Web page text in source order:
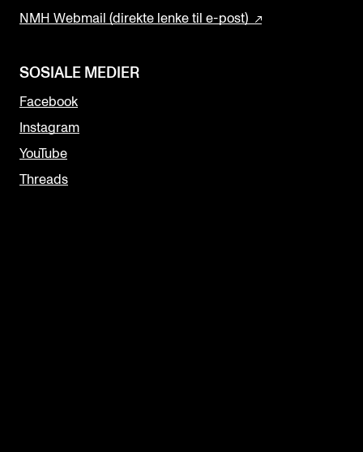
NMH Webmail (direkte lenke til e-post)
SOSIALE MEDIER
Facebook
Instagram
YouTube
Threads